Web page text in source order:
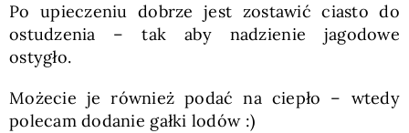
Po upieczeniu dobrze jest zostawić ciasto do
ostudzenia – tak aby nadzienie jagodowe
ostygło.
Możecie je również podać na ciepło – wtedy
polecam dodanie gałki lodów :)